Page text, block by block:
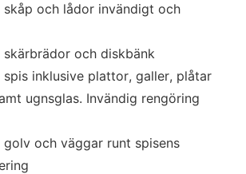
skåp och lådor invändigt och
skärbrädor och diskbänk
spis inklusive plattor, galler, plåtar
ugnsglas. Invändig rengöring
golv och väggar runt spisens